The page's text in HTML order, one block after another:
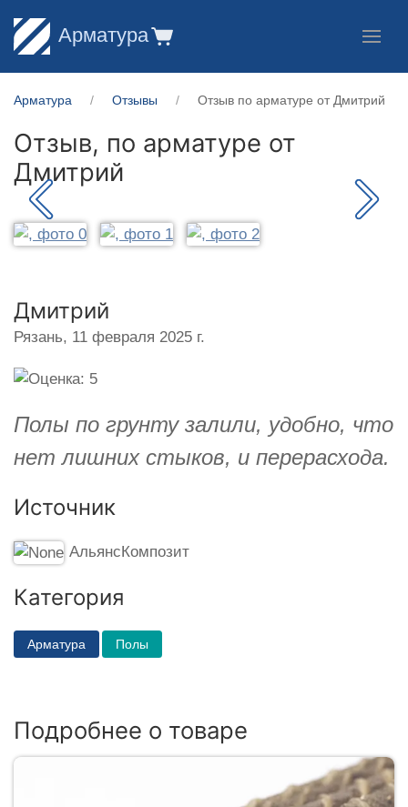
Арматура
Арматура Отзывы Отзыв по арматуре от Дмитрий
Отзыв, по арматуре от
Дмитрий
Дмитрий
Рязань, 11 февраля 2025 г.
Полы по грунту залили, удобно, что
нет лишних стыков, и перерасхода.
Источник
АльянсКомпозит
Категория
Арматура Полы
Подробнее о товаре